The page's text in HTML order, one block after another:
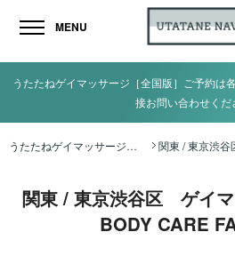
MENU
うたたねゲイマッサージ［全国版］ご予約は
接お問い合わせくだ
うたたねゲイマッサージ全国ナビ TOP
関東 / 東京渋谷区 ゲイ
BODY CARE